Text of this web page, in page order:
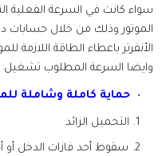
سواء كانت في السرعة الفعلية
الموتور وذلك من خلال حسابات
الأنفرتر باعطاء الطاقة
وايضا السرعة المطلوب تشغيل
حماية كاملة وشاملة
التحميل الزائد
سقوط أحد فازات الدخل أو